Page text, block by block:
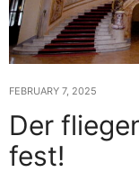
FEBRUARY 7, 2025
Der
fest!